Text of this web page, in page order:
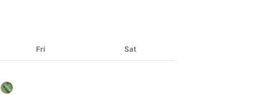
Fri Sat